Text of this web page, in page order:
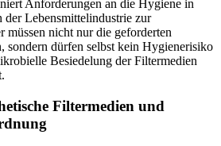
Anforderungen an die Hygiene in
Lebensmittelindustrie zur
nicht nur die geforderten
sondern dürfen selbst kein Hygienerisiko
Besiedelung der Filtermedien
Filtermedien und